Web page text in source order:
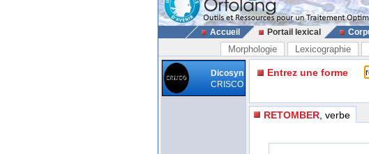
Accueil Portail lexical
Morphologie Lexicographie
Dicosyn
CRISCO
Entrez une forme
RETOMBER , verbe